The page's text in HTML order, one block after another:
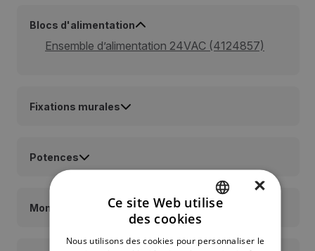
Blocs d'alimentation
Ensemble d’alimentation 24VAC (4124857)
Fixations murales
Potences
Montages sur socle
GERMAN
×
Ce site Web utilise
des cookies
Nous utilisons des cookies pour personnaliser le